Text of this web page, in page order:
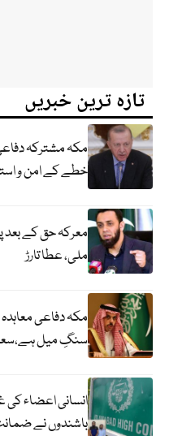
تازہ ترین خبریں
مکہ مشترکہ
خطے کے امن و
معرکہ حق کے بعد
ملی، عطا تارڑ
مکہ دفاعی معاہدہ
سنگِ میل
انسانی اعضاء کی
باشندوں نے